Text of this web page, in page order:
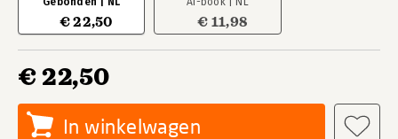
€ 22,50 € 11,98
€ 22,50
In winkelwagen